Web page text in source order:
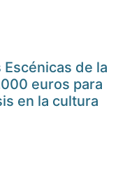
de la
euros para
en la cultura